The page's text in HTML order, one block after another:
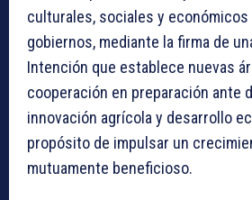
culturales, sociales y económicos
gobiernos, mediante la firma de
Intención que establece nuevas
cooperación en preparación ante
innovación agrícola y desarrollo
propósito de impulsar un
mutuamente beneficioso.